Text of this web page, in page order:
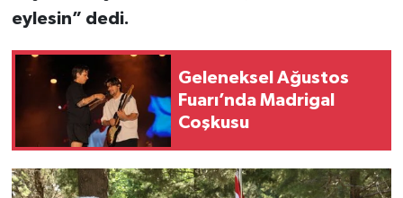
eylesin” dedi.
Geleneksel Ağustos
Fuarı’nda Madrigal
Coşkusu